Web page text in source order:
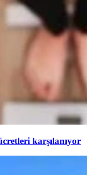
karşılanıyor